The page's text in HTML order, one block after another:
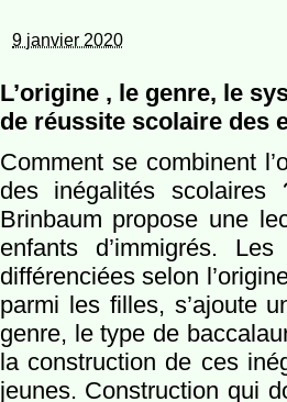
9 janvier 2020
L’origine , le genre, le
de réussite scolaire des
Comment se combinent
des inégalités scolaires
Brinbaum propose une
enfants d’immigrés.
différenciées selon
parmi les filles, s’ajoute
genre, le type de
la construction de ces
jeunes. Construction qui